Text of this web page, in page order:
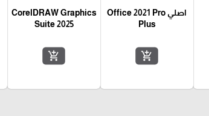
اصلي Office 2021 Pro
Plus
add_shopping_cart
CorelDRAW Graphics
Suite 2025
add_shopping_cart